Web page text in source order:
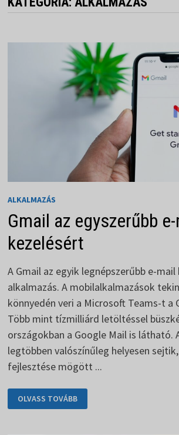
ALKALMAZÁS
Gmail az egyszerűbb
kezelésért
A Gmail az egyik legnépszerűbb e-mail
alkalmazás. A mobilalkalmazások
könnyedén veri a Microsoft Teams-t a
Több mint tízmilliárd letöltéssel
országokban a Google Mail is látható.
legtöbben valószínűleg helyesen
fejlesztése mögött ...
GMAIL
AZ
EGYSZERŰBB
OLVASS TOVÁBB